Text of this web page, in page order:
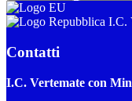
I.C.
Contatti
I.C. Vertemate con